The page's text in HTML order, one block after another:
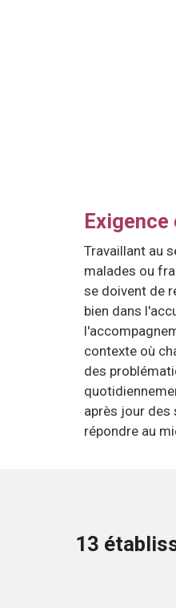
Travaillant au
malades ou
se doivent de
bien dans
contexte où
des
après jour des
répondre au
13